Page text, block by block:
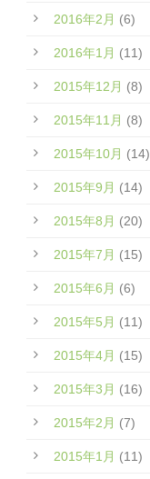
2016年2月 (6)
2016年1月 (11)
2015年12月 (8)
2015年11月 (8)
2015年10月 (14)
2015年9月 (14)
2015年8月 (20)
2015年7月 (15)
2015年6月 (6)
2015年5月 (11)
2015年4月 (15)
2015年3月 (16)
2015年2月 (7)
2015年1月 (11)